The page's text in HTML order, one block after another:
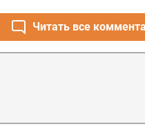
Читать все